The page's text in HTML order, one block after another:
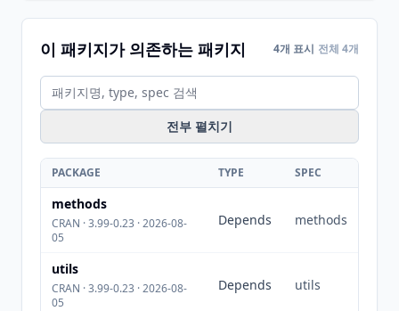
이 패키지가 의존하는 패키지 4개 표시 전체 4개
전부 펼치기
PACKAGE TYPE SPEC
methods
CRAN · 3.99-0.23 · 2026-08-
05
Depends methods
utils
CRAN · 3.99-0.23 · 2026-08-
05
Depends utils